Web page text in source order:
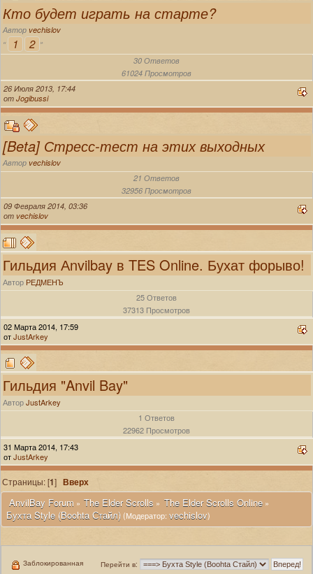
Кто будет играть на старте?
Автор vechislov
« 1 2 »
30 Ответов
61024 Просмотров
26 Июля 2013, 17:44
от Jogibussi
[Beta] Стресс-тест на этих выходных
Автор vechislov
21 Ответов
32956 Просмотров
09 Февраля 2014, 03:36
от vechislov
Гильдия Аnvilbay в TES Online. Бухат форыво!
Автор РЕДМЕНЪ
25 Ответов
37313 Просмотров
02 Марта 2014, 17:59
отJustArkey
Гильдия "Anvil Bay"
АвторJustArkey
1 Ответов
22962 Просмотров
31 Марта 2014, 17:43
отJustArkey
Страницы: [1]Вверх
AnvilBay Forum » The Elder Scrolls » The Elder Scrolls Online»
Бухта Style (Boohta Стайл)(Модератор: vechislov)
Перейти в:
Заблокированная